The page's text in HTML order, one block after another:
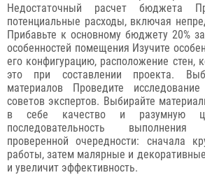
Недостаточный расчет бюджета
потенциальные расходы, включая
Прибавьте к основному бюджету 20%
особенностей помещения Изучите
его конфигурацию, расположение стен,
это при составлении проекта.
материалов Проведите
советов экспертов. Выбирайте
в себе качество и разумную
последовательность
проверенной очередности: сначала
работы, затем малярные и
и увеличит эффективность.